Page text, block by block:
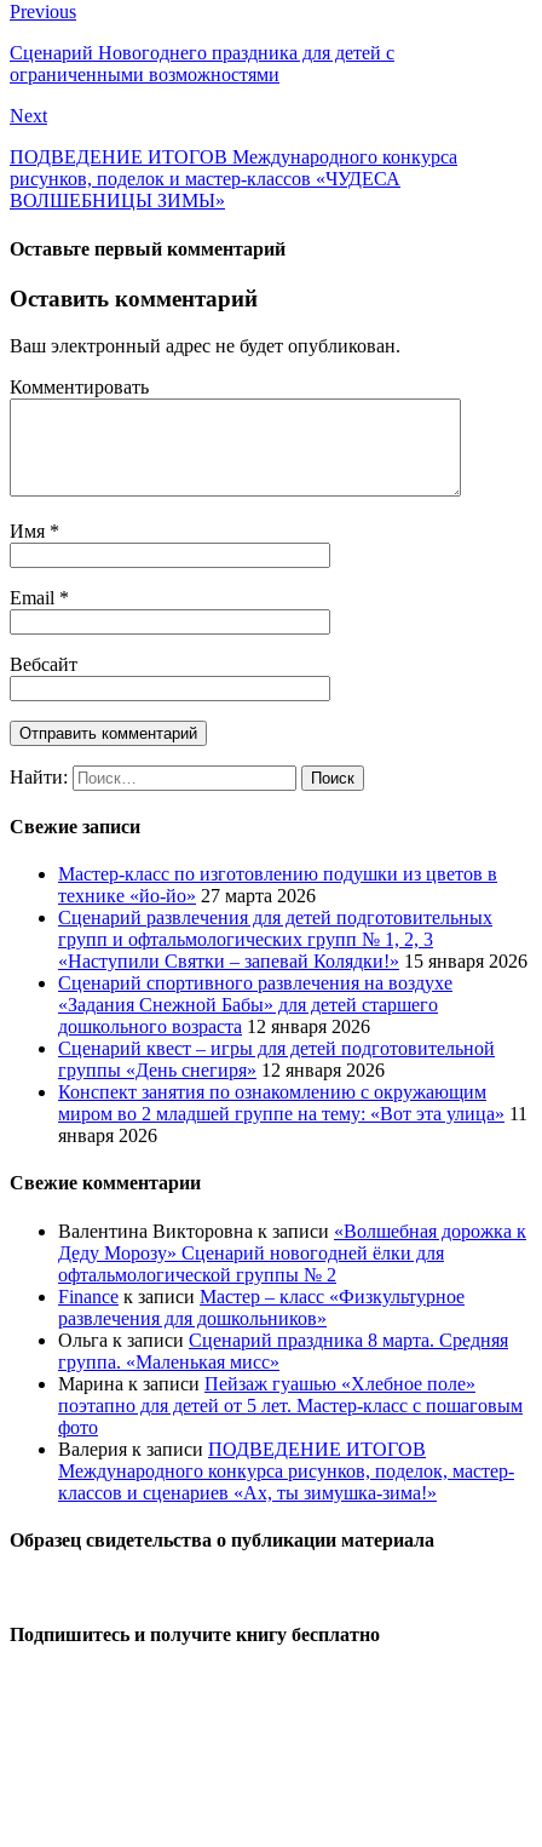
Previous
Сценарий Новогоднего праздника для детей с
ограниченными возможностями
Next
ПОДВЕДЕНИЕ ИТОГОВ Международного конкурса
рисунков, поделок и мастер-классов «ЧУДЕСА
ВОЛШЕБНИЦЫ ЗИМЫ»
Оставьте первый комментарий
Оставить комментарий
Ваш электронный адрес не будет опубликован.
Комментировать
Имя *
Email *
Вебсайт
Найти:
Свежие записи
Мастер-класс по изготовлению подушки из цветов в
технике «йо-йо» 27 марта 2026
Сценарий развлечения для детей подготовительных
групп и офтальмологических групп № 1, 2, 3
«Наступили Святки – запевай Колядки!» 15 января 2026
Сценарий спортивного развлечения на воздухе
«Задания Снежной Бабы» для детей старшего
дошкольного возраста 12 января 2026
Сценарий квест – игры для детей подготовительной
группы «День снегиря» 12 января 2026
Конспект занятия по ознакомлению с окружающим
миром во 2 младшей группе на тему: «Вот эта улица» 11
января 2026
Свежие комментарии
Валентина Викторовна к записи «Волшебная дорожка к
Деду Морозу» Сценарий новогодней ёлки для
офтальмологической группы № 2
Finance к записи Мастер – класс «Физкультурное
развлечения для дошкольников»
Ольга к записи Сценарий праздника 8 марта. Средняя
группа. «Маленькая мисс»
Марина к записи Пейзаж гуашью «Хлебное поле»
поэтапно для детей от 5 лет. Мастер-класс с пошаговым
фото
Валерия к записи ПОДВЕДЕНИЕ ИТОГОВ
Международного конкурса рисунков, поделок, мастер-
классов и сценариев «Ах, ты зимушка-зима!»
Образец свидетельства о публикации материала
Подпишитесь и получите книгу бесплатно